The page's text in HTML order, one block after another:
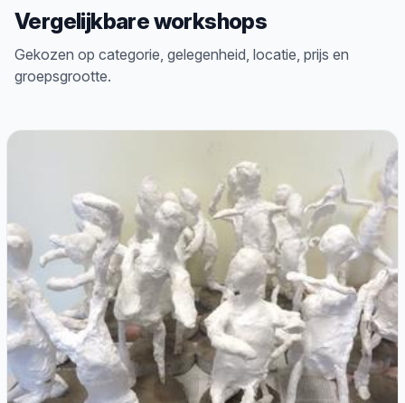
Vergelijkbare workshops
Gekozen op categorie, gelegenheid, locatie, prijs en
groepsgrootte.